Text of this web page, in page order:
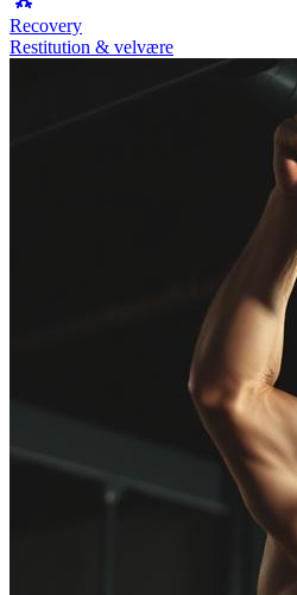
Recovery
Restitution & velvære